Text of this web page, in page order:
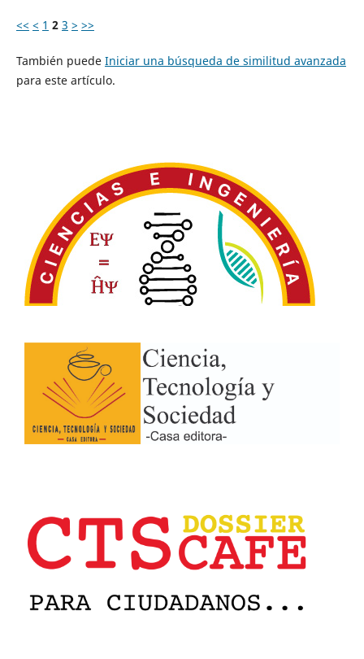
<< < 1 2 3 > >>
También puede Iniciar una búsqueda de similitud avanzada
para este artículo.